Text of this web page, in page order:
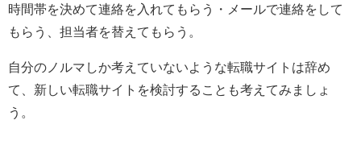
時間帯を決めて連絡を入れてもらう・メールで連絡をして
もらう、担当者を替えてもらう。
自分のノルマしか考えていないような転職サイトは辞め
て、新しい転職サイトを検討することも考えてみましょ
う。